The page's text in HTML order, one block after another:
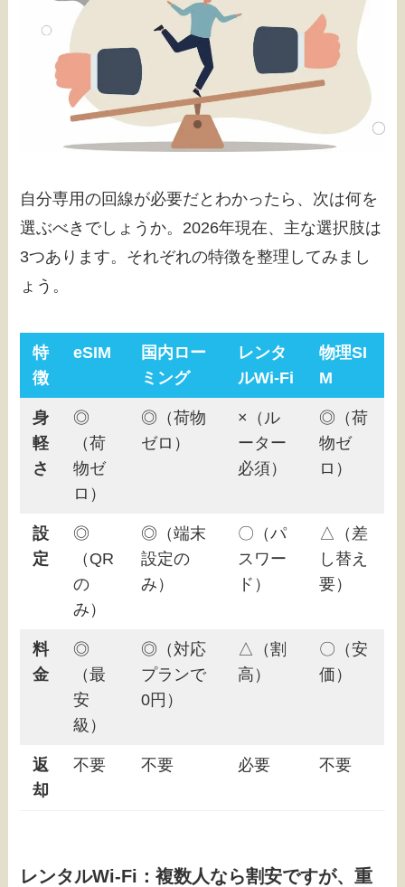
自分専用の回線が必要だとわかったら、次は何を
選ぶべきでしょうか。2026年現在、主な選択肢は
3つあります。それぞれの特徴を整理してみまし
ょう。
特
徴
eSIM
国内ロー
ミング
レンタ
ルWi-Fi
物理SI
M
身
軽
さ
◎
（荷
物ゼ
ロ）
◎（荷物
ゼロ）
×（ル
ーター
必須）
◎（荷
物ゼ
ロ）
設
定
◎
（QR
の
み）
◎（端末
設定の
み）
〇（パ
スワー
ド）
△（差
し替え
要）
料
金
◎
（最
安
級）
◎（対応
プランで
0円）
△（割
高）
〇（安
価）
返
却
不要 不要 必要 不要
レンタルWi-Fi：複数人なら割安ですが、重